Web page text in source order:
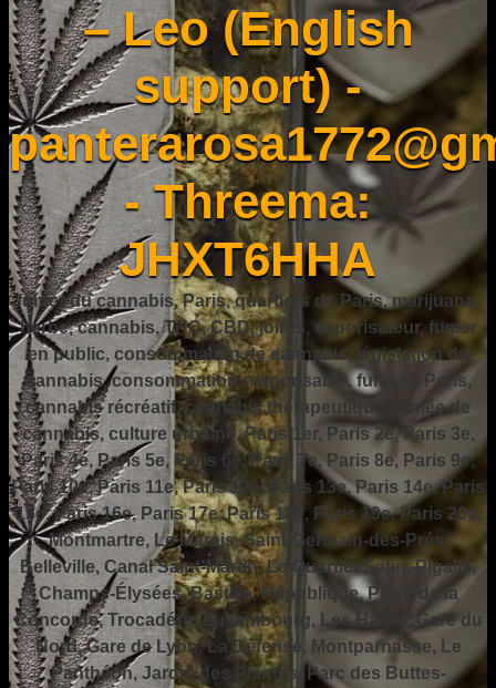
– Leo (English
support) -
- Threema:
JHXT6HHA
fumer du cannabis, Paris, quartiers de Paris, marijuana,
herbe, cannabis, THC, CBD, joints, vaporisateur, fumer
en public, consommation de cannabis, législation du
cannabis, consommation responsable, fumer à Paris,
cannabis récréatif, cannabis thérapeutique, fumée de
cannabis, culture urbaine, Paris 1er, Paris 2e, Paris 3e,
Paris 4e, Paris 5e, Paris 6e, Paris 7e, Paris 8e, Paris 9e,
Paris 10e, Paris 11e, Paris 12e, Paris 13e, Paris 14e, Paris
15e, Paris 16e, Paris 17e, Paris 18e, Paris 19e, Paris 20e,
Montmartre, Le Marais, Saint-Germain-des-Prés,
Belleville, Canal Saint-Martin, Le Quartier Latin, Pigalle,
Champs-Élysées, Bastille, République, Place de la
Concorde, Trocadéro, Luxembourg, Les Halles, Gare du
Nord, Gare de Lyon, La Défense, Montparnasse, Le
Panthéon, Jardin des Plantes, Parc des Buttes-